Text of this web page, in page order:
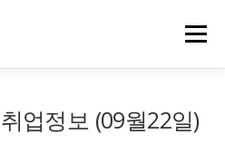
메뉴
업정보 (09월22일)